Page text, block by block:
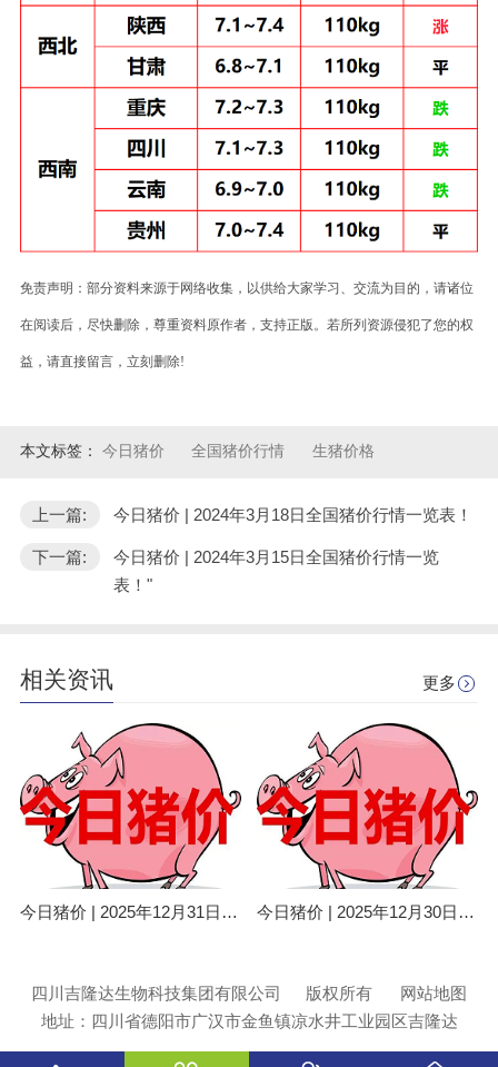
免责声明：部分资料来源于网络收集，以供给大家学习、交流为目的，请诸位
在阅读后，尽快删除，尊重资料原作者，支持正版。若所列资源侵犯了您的权
益，请直接留言，立刻删除!
本文标签： 今日猪价 全国猪价行情 生猪价格
上一篇: 今日猪价 | 2024年3月18日全国猪价行情一览表！
下一篇:
今日猪价 | 2024年3月15日全国猪价行情一览
表！"
相关资讯 更多
今日猪价 | 2025年12月31日全国猪价行情一览表！ 今日猪价 | 2025年12月30日全国猪价行情一览表！
四川吉隆达生物科技集团有限公司 版权所有
网站地图
地址：四川省德阳市广汉市金鱼镇凉水井工业园区吉隆达